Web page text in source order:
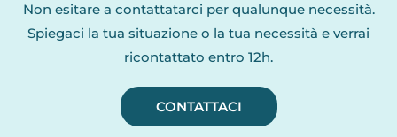
Non esitare a contattatarci per qualunque necessità.
Spiegaci la tua situazione o la tua necessità e verrai
ricontattato entro 12h.
CONTATTACI